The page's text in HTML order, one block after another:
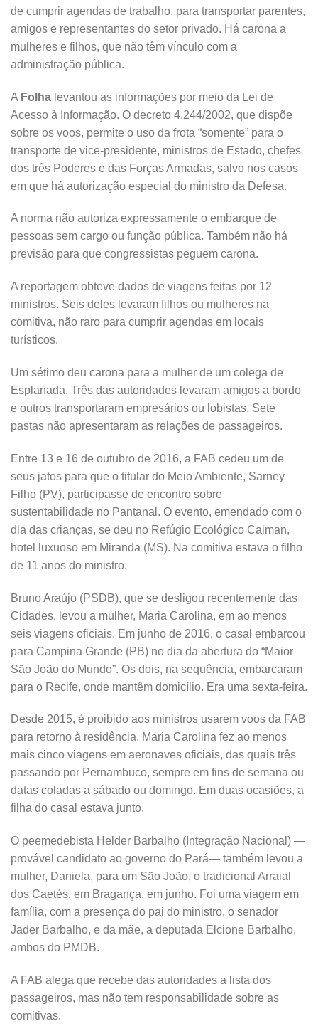
de cumprir agendas de trabalho, para transportar parentes,
amigos e representantes do setor privado. Há carona a
mulheres e filhos, que não têm vínculo com a
administração pública.
A Folha levantou as informações por meio da Lei de
Acesso à Informação. O decreto 4.244/2002, que dispõe
sobre os voos, permite o uso da frota “somente” para o
transporte de vice-presidente, ministros de Estado, chefes
dos três Poderes e das Forças Armadas, salvo nos casos
em que há autorização especial do ministro da Defesa.
A norma não autoriza expressamente o embarque de
pessoas sem cargo ou função pública. Também não há
previsão para que congressistas peguem carona.
A reportagem obteve dados de viagens feitas por 12
ministros. Seis deles levaram filhos ou mulheres na
comitiva, não raro para cumprir agendas em locais
turísticos.
Um sétimo deu carona para a mulher de um colega de
Esplanada. Três das autoridades levaram amigos a bordo
e outros transportaram empresários ou lobistas. Sete
pastas não apresentaram as relações de passageiros.
Entre 13 e 16 de outubro de 2016, a FAB cedeu um de
seus jatos para que o titular do Meio Ambiente, Sarney
Filho (PV), participasse de encontro sobre
sustentabilidade no Pantanal. O evento, emendado com o
dia das crianças, se deu no Refúgio Ecológico Caiman,
hotel luxuoso em Miranda (MS). Na comitiva estava o filho
de 11 anos do ministro.
Bruno Araújo (PSDB), que se desligou recentemente das
Cidades, levou a mulher, Maria Carolina, em ao menos
seis viagens oficiais. Em junho de 2016, o casal embarcou
para Campina Grande (PB) no dia da abertura do “Maior
São João do Mundo”. Os dois, na sequência, embarcaram
para o Recife, onde mantêm domicílio. Era uma sexta-feira.
Desde 2015, é proibido aos ministros usarem voos da FAB
para retorno à residência. Maria Carolina fez ao menos
mais cinco viagens em aeronaves oficiais, das quais três
passando por Pernambuco, sempre em fins de semana ou
datas coladas a sábado ou domingo. Em duas ocasiões, a
filha do casal estava junto.
O peemedebista Helder Barbalho (Integração Nacional) —
provável candidato ao governo do Pará— também levou a
mulher, Daniela, para um São João, o tradicional Arraial
dos Caetés, em Bragança, em junho. Foi uma viagem em
família, com a presença do pai do ministro, o senador
Jader Barbalho, e da mãe, a deputada Elcione Barbalho,
ambos do PMDB.
A FAB alega que recebe das autoridades a lista dos
passageiros, mas não tem responsabilidade sobre as
comitivas.